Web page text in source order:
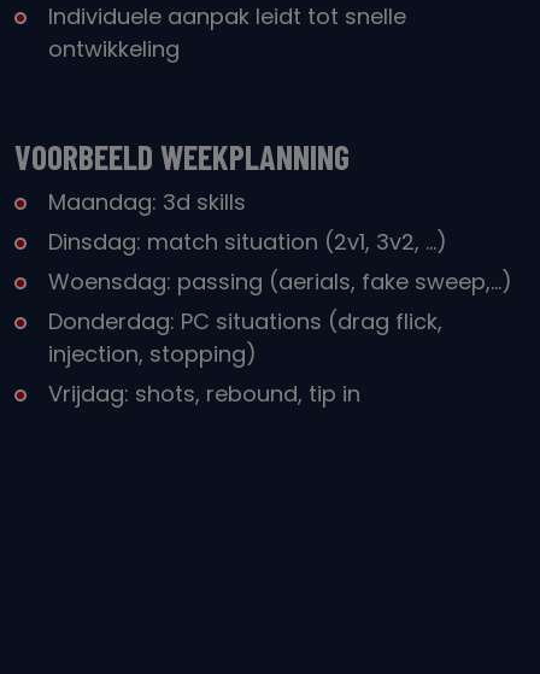
Individuele aanpak leidt tot snelle
ontwikkeling
VOORBEELD WEEKPLANNING
Maandag: 3d skills
Dinsdag: match situation (2v1, 3v2, ...)
Woensdag: passing (aerials, fake sweep,…)
Donderdag: PC situations (drag flick,
injection, stopping)
Vrijdag: shots, rebound, tip in